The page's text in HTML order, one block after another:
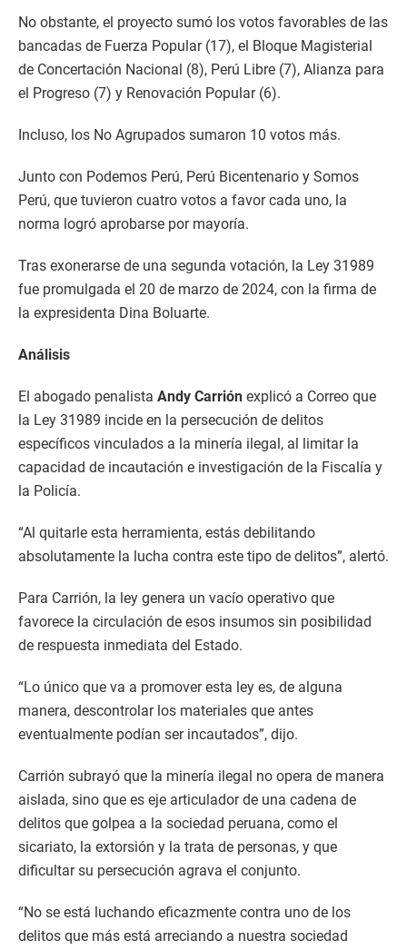
No obstante, el proyecto sumó los votos favorables de las
bancadas de Fuerza Popular (17), el Bloque Magisterial
de Concertación Nacional (8), Perú Libre (7), Alianza para
el Progreso (7) y Renovación Popular (6).
Incluso, los No Agrupados sumaron 10 votos más.
Junto con Podemos Perú, Perú Bicentenario y Somos
Perú, que tuvieron cuatro votos a favor cada uno, la
norma logró aprobarse por mayoría.
Tras exonerarse de una segunda votación, la Ley 31989
fue promulgada el 20 de marzo de 2024, con la firma de
la expresidenta Dina Boluarte.
Análisis
El abogado penalista Andy Carrión explicó a Correo que
la Ley 31989 incide en la persecución de delitos
específicos vinculados a la minería ilegal, al limitar la
capacidad de incautación e investigación de la Fiscalía y
la Policía.
“Al quitarle esta herramienta, estás debilitando
absolutamente la lucha contra este tipo de delitos”, alertó.
Para Carrión, la ley genera un vacío operativo que
favorece la circulación de esos insumos sin posibilidad
de respuesta inmediata del Estado.
“Lo único que va a promover esta ley es, de alguna
manera, descontrolar los materiales que antes
eventualmente podían ser incautados”, dijo.
Carrión subrayó que la minería ilegal no opera de manera
aislada, sino que es eje articulador de una cadena de
delitos que golpea a la sociedad peruana, como el
sicariato, la extorsión y la trata de personas, y que
dificultar su persecución agrava el conjunto.
“No se está luchando eficazmente contra uno de los
delitos que más está arreciando a nuestra sociedad